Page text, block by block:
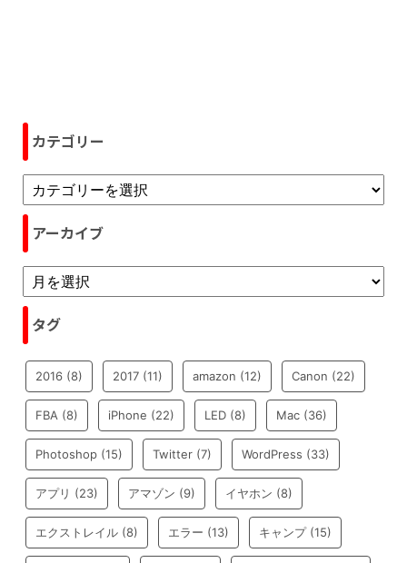
カテゴリー
アーカイブ
タグ
2016 (8) 2017 (11) amazon (12) Canon (22)
FBA (8) iPhone (22) LED (8) Mac (36)
Photoshop (15) Twitter (7) WordPress (33)
アプリ (23) アマゾン (9) イヤホン (8)
エクストレイル (8) エラー (13) キャンプ(15)